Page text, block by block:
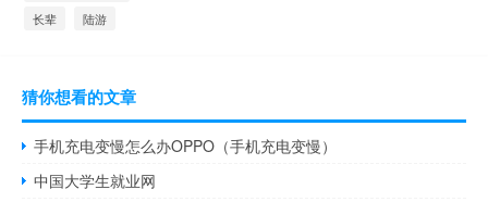
长辈 陆游
猜你想看的文章
手机充电变慢怎么办OPPO（手机充电变慢）
中国大学生就业网